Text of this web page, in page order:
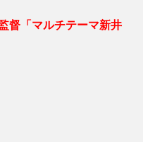
督「マルチテーマ新井